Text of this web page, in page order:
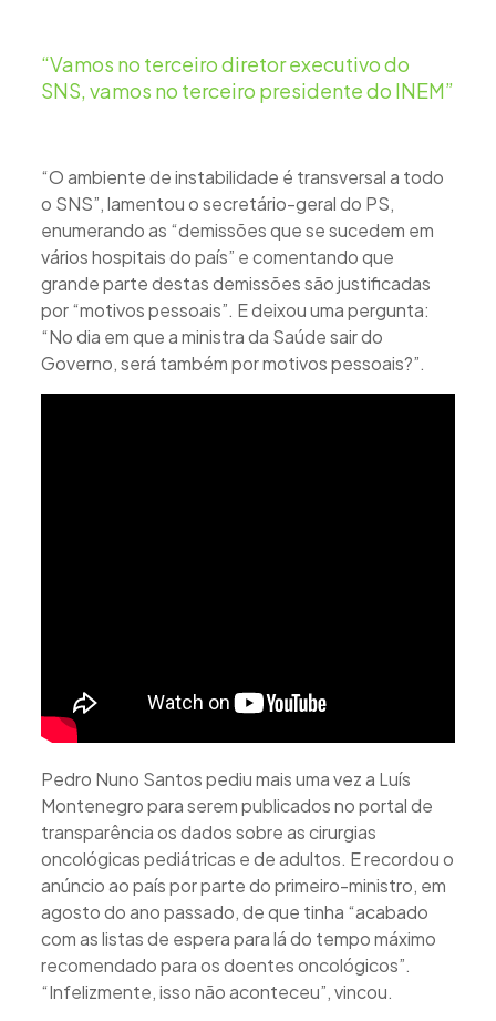
“Vamos no terceiro diretor executivo do
SNS, vamos no terceiro presidente do INEM”
“O ambiente de instabilidade é transversal a todo
o SNS”, lamentou o secretário-geral do PS,
enumerando as “demissões que se sucedem em
vários hospitais do país” e comentando que
grande parte destas demissões são justificadas
por “motivos pessoais”. E deixou uma pergunta:
“No dia em que a ministra da Saúde sair do
Governo, será também por motivos pessoais?”.
Pedro Nuno Santos pediu mais uma vez a Luís
Montenegro para serem publicados no portal de
transparência os dados sobre as cirurgias
oncológicas pediátricas e de adultos. E recordou o
anúncio ao país por parte do primeiro-ministro, em
agosto do ano passado, de que tinha “acabado
com as listas de espera para lá do tempo máximo
recomendado para os doentes oncológicos”.
“Infelizmente, isso não aconteceu”, vincou.